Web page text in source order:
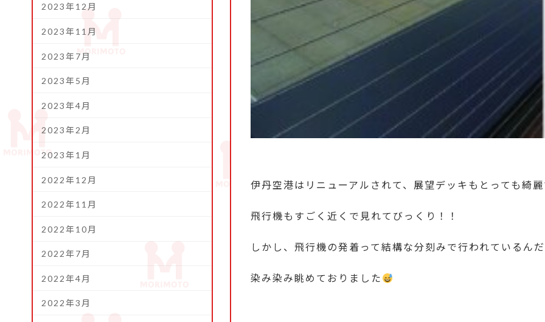
伊丹空港はリニューアルされて、展望デッキもとっても綺
飛行機もすごく近くで見れてびっくり！！
しかし、飛行機の発着って結構な分刻みで行われているん
染み染み眺めておりました
2023年12月
2023年11月
2023年7月
2023年5月
2023年4月
2023年2月
2023年1月
2022年12月
2022年11月
2022年10月
2022年7月
2022年4月
2022年3月